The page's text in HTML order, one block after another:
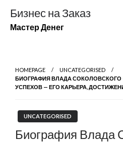
содержимому
Бизнес на Заказ
Мастер Денег
HOMEPAGE
UNCATEGORISED
БИОГРАФИЯ ВЛАДА СОКОЛОВСКОГО
УСПЕХОВ — ЕГО КАРЬЕРА,
UNCATEGORISED
Биография Влада